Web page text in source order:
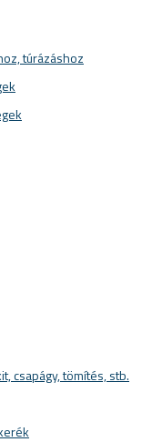
túrázáshoz
csapágy, tömítés, stb.